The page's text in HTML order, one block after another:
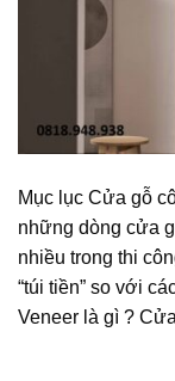
Mục lục Cửa gỗ
những dòng cửa
nhiều trong thi
“túi tiền” so với
Veneer là gì ?